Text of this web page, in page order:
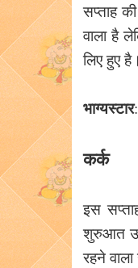
सप्ताह
वाला है
लिए हुए है।
भाग्यस्टार
कर्क
इस
शुरुआत उन
रहने